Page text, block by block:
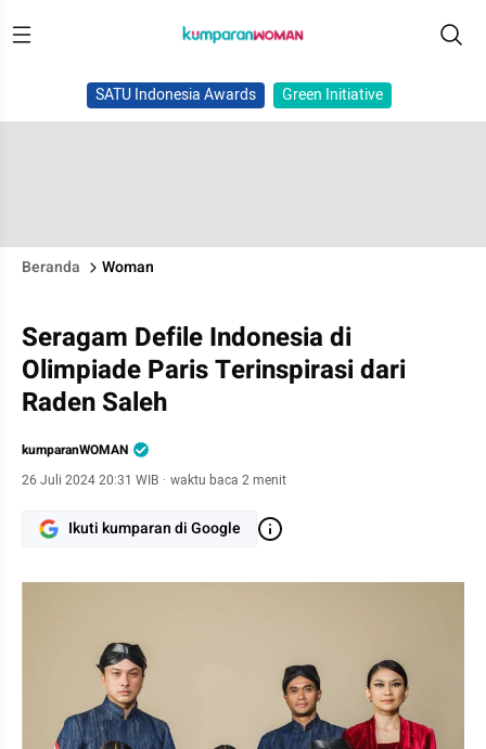
SATU Indonesia Awards Green Initiative
Beranda Woman
Seragam Defile Indonesia di
Olimpiade Paris Terinspirasi dari
Raden Saleh
kumparanWOMAN
26 Juli 2024 20:31 WIB · waktu baca 2 menit
Ikuti kumparan di Google